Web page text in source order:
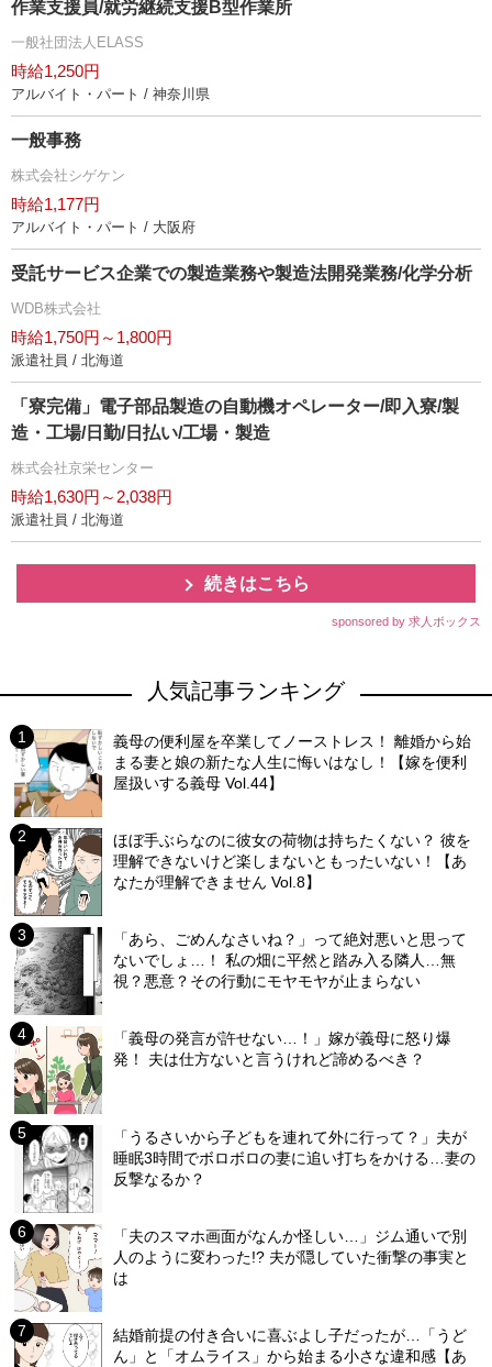
作業支援員/就労継続支援B型作業所
一般社団法人ELASS
時給1,250円
アルバイト・パート / 神奈川県
一般事務
株式会社シゲケン
時給1,177円
アルバイト・パート / 大阪府
受託サービス企業での製造業務や製造法開発業務/化学分析
WDB株式会社
時給1,750円～1,800円
派遣社員 / 北海道
「寮完備」電子部品製造の自動機オペレーター/即入寮/製
造・工場/日勤/日払い/工場・製造
株式会社京栄センター
時給1,630円～2,038円
派遣社員 / 北海道
続きはこちら
sponsored by 求人ボックス
人気記事ランキング
義母の便利屋を卒業してノーストレス！ 離婚から始
まる妻と娘の新たな人生に悔いはなし！【嫁を便利
屋扱いする義母 Vol.44】
ほぼ手ぶらなのに彼女の荷物は持ちたくない？ 彼を
理解できないけど楽しまないともったいない！【あ
なたが理解できません Vol.8】
「あら、ごめんなさいね？」って絶対悪いと思って
ないでしょ…！ 私の畑に平然と踏み入る隣人…無
視？悪意？その行動にモヤモヤが止まらない
「義母の発言が許せない…！」嫁が義母に怒り爆
発！ 夫は仕方ないと言うけれど諦めるべき？
「うるさいから子どもを連れて外に行って？」夫が
睡眠3時間でボロボロの妻に追い打ちをかける…妻の
反撃なるか？
「夫のスマホ画面がなんか怪しい…」ジム通いで別
人のように変わった!? 夫が隠していた衝撃の事実と
は
結婚前提の付き合いに喜ぶよし子だったが…「うど
ん」と「オムライス」から始まる小さな違和感【あ